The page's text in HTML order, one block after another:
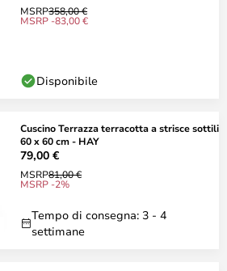
MSRP358,00 €
MSRP -83,00 €
Disponibile
Cuscino Terrazza terracotta a strisce sottili
60 x 60 cm - HAY
79,00 €
MSRP81,00 €
MSRP -2%
Tempo di consegna: 3 - 4
settimane